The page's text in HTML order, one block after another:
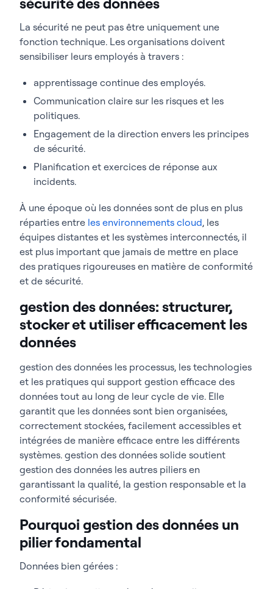
La sécurité ne peut pas être uniquement une
fonction technique. Les organisations doivent
sensibiliser leurs employés à travers :
apprentissage continue des employés.
Communication claire sur les risques et les
politiques.
Engagement de la direction envers les principes
de sécurité.
Planification et exercices de réponse aux
incidents.
À une époque où les données sont de plus en plus
réparties entre les environnements cloud, les
équipes distantes et les systèmes interconnectés, il
est plus important que jamais de mettre en place
des pratiques rigoureuses en matière de conformité
et de sécurité.
gestion des données: structurer,
stocker et utiliser efficacement les
données
gestion des données les processus, les technologies
et les pratiques qui support gestion efficace des
données tout au long de leur cycle de vie. Elle
garantit que les données sont bien organisées,
correctement stockées, facilement accessibles et
intégrées de manière efficace entre les différents
systèmes. gestion des données solide soutient
gestion des données les autres piliers en
garantissant la qualité, la gestion responsable et la
conformité sécurisée.
Pourquoi gestion des données un
pilier fondamental
Données bien gérées :